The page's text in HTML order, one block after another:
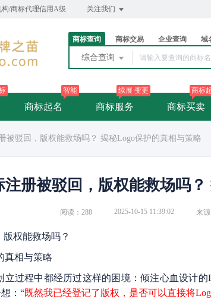
/商标代理信用A级 关注我们
商标查询 商标交易 企业查询 域
综合查询
商标起名
智能
商标服务
续展 变更
商标买卖
商标
被驳回，版权能救场吗？ 揭秘Logo保护的真相与策略
注册被驳回，版权能救场吗
阅读：288 2025-10-15 11:39:02 来
版权能救场吗？
相与策略
立过程中都经历过这样的困境：倾注心血设计
：“既然我已经登记了版权，是否可以直接将